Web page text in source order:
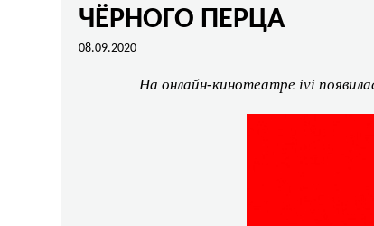
ЧЁРНОГО ПЕРЦА
08.09.2020
На онлайн-кинотеатре ivi